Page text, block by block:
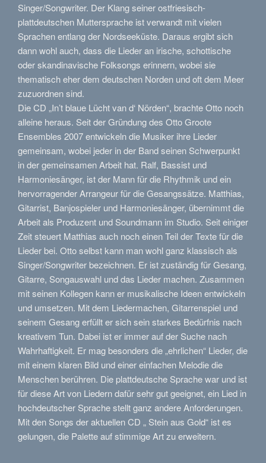
Singer/Songwriter. Der Klang seiner ostfriesisch-
plattdeutschen Muttersprache ist verwandt mit vielen
Sprachen entlang der Nordseeküste. Daraus ergibt sich
dann wohl auch, dass die Lieder an irische, schottische
oder skandinavische Folksongs erinnern, wobei sie
thematisch eher dem deutschen Norden und oft dem Meer
zuzuordnen sind.
Die CD „In’t blaue Lücht van d‘ Nörden“, brachte Otto noch
alleine heraus. Seit der Gründung des Otto Groote
Ensembles 2007 entwickeln die Musiker ihre Lieder
gemeinsam, wobei jeder in der Band seinen Schwerpunkt
in der gemeinsamen Arbeit hat. Ralf, Bassist und
Harmoniesänger, ist der Mann für die Rhythmik und ein
hervorragender Arrangeur für die Gesangssätze. Matthias,
Gitarrist, Banjospieler und Harmoniesänger, übernimmt die
Arbeit als Produzent und Soundmann im Studio. Seit einiger
Zeit steuert Matthias auch noch einen Teil der Texte für die
Lieder bei. Otto selbst kann man wohl ganz klassisch als
Singer/Songwriter bezeichnen. Er ist zuständig für Gesang,
Gitarre, Songauswahl und das Lieder machen. Zusammen
mit seinen Kollegen kann er musikalische Ideen entwickeln
und umsetzen. Mit dem Liedermachen, Gitarrenspiel und
seinem Gesang erfüllt er sich sein starkes Bedürfnis nach
kreativem Tun. Dabei ist er immer auf der Suche nach
Wahrhaftigkeit. Er mag besonders die „ehrlichen“ Lieder, die
mit einem klaren Bild und einer einfachen Melodie die
Menschen berühren. Die plattdeutsche Sprache war und ist
für diese Art von Liedern dafür sehr gut geeignet, ein Lied in
hochdeutscher Sprache stellt ganz andere Anforderungen.
Mit den Songs der aktuellen CD „ Stein aus Gold“ ist es
gelungen, die Palette auf stimmige Art zu erweitern.